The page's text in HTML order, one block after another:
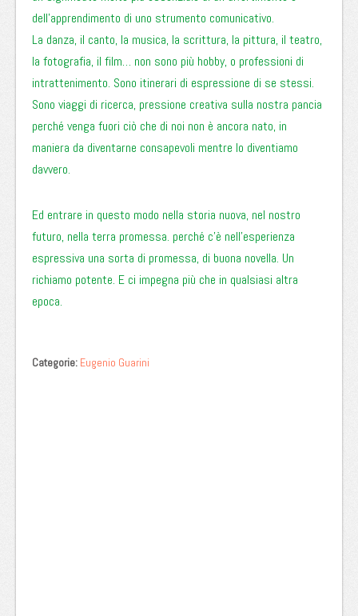
dell’apprendimento di uno strumento comunicativo.
La danza, il canto, la musica, la scrittura, la pittura, il teatro,
la fotografia, il film… non sono più hobby, o professioni di
intrattenimento. Sono itinerari di espressione di se stessi.
Sono viaggi di ricerca, pressione creativa sulla nostra pancia
perché venga fuori ciò che di noi non è ancora nato, in
maniera da diventarne consapevoli mentre lo diventiamo
davvero.
Ed entrare in questo modo nella storia nuova, nel nostro
futuro, nella terra promessa. perché c’è nell’esperienza
espressiva una sorta di promessa, di buona novella. Un
richiamo potente. E ci impegna più che in qualsiasi altra
epoca.
Categorie: Eugenio Guarini